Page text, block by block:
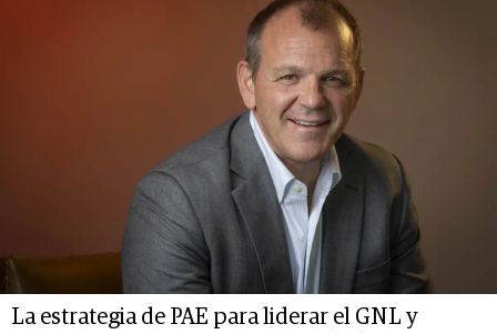
La estrategia de PAE para liderar el GNL y